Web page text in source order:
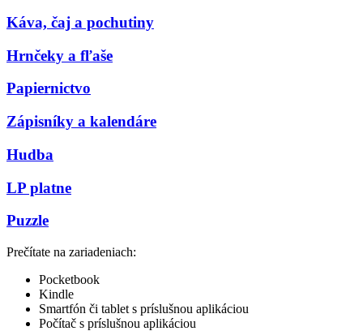
Káva, čaj a pochutiny
Hrnčeky a fľaše
Papiernictvo
Zápisníky a kalendáre
Hudba
LP platne
Puzzle
Prečítate na zariadeniach:
Pocketbook
Kindle
Smartfón či tablet s príslušnou aplikáciou
Počítač s príslušnou aplikáciou